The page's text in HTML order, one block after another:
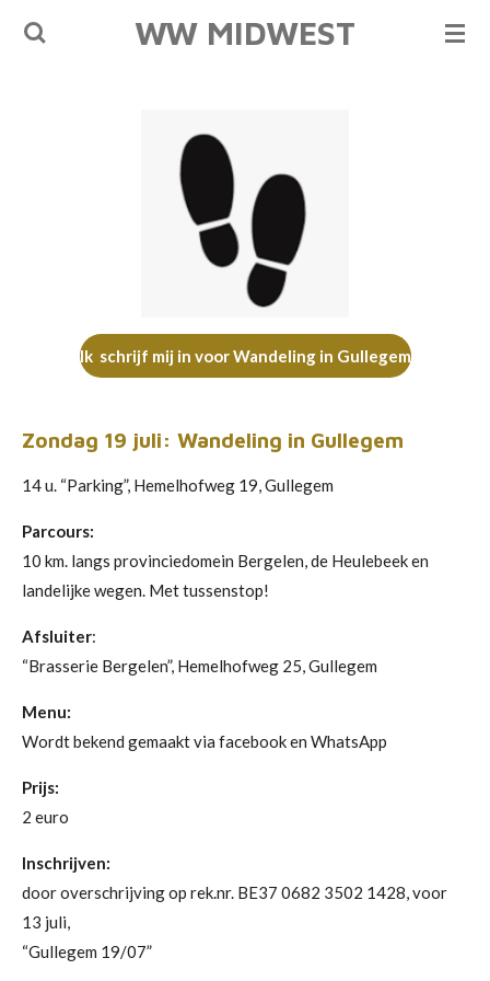
Ga
WW MIDWEST
Ik schrijf mij in voor Wandeling in Gullegem
Zondag 19 juli: Wandeling in Gullegem
14 u. “Parking”, Hemelhofweg 19, Gullegem
Parcours:
10 km. langs provinciedomein Bergelen, de Heulebeek en
landelijke wegen. Met tussenstop!
Afsluiter:
“Brasserie Bergelen”, Hemelhofweg 25, Gullegem
Menu:
Wordt bekend gemaakt via facebook en WhatsApp
Prijs:
2 euro
Inschrijven:
door overschrijving op rek.nr. BE37 0682 3502 1428, voor
13 juli,
“Gullegem 19/07”